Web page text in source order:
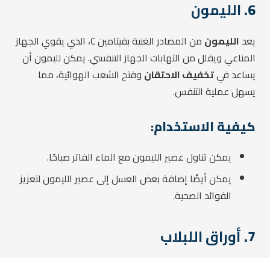
6. الليمون
يعد الليمون
من المصادر الغنية بفيتامين C، الذي يقوي الجهاز
المناعي ويقلل من التهابات الجهاز التنفسي. يمكن لليمون أن
يساعد فيتخفيف الاحتقان وفتح الشعب الهوائية، مما
يسهل عملية التنفس.
كيفية الاستخدام:
يمكن تناول عصير الليمون مع الماء الفاتر صباحًا.
يمكن أيضًا إضافة بعض العسل إلى عصير الليمون لتعزيز
الفوائد الصحية.
7. أوراق اللبلاب